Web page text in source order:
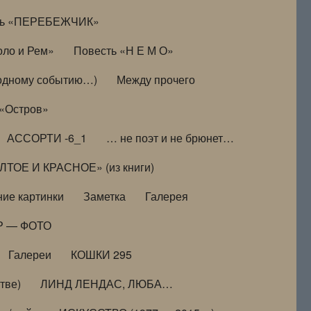
«ПЕРЕБЕЖЧИК»
и Рем»
Повесть «Н Е М О»
событию…)
Между прочего
АССОРТИ -6_1
… не поэт и не брюнет…
И КРАСНОЕ» (из книги)
картинки
Заметка
Галерея
— ФОТО
Галереи
КОШКИ 295
ЛИНД ЛЕНДАС, ЛЮБА…